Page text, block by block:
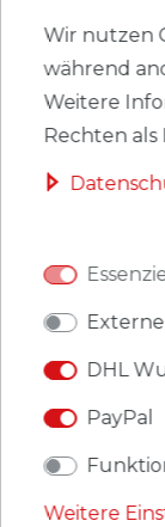
EU-
HERSTELLER
Briefmarken
Kunststoff-
Marken
So hat man
den Stand der
Wir nutzen
während
Weitere
Rechten als
DHL
PayPal
Weitere